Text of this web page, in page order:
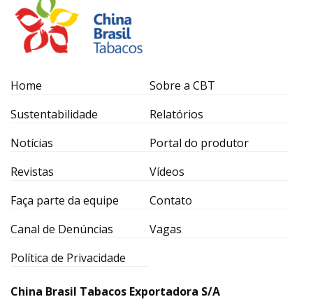
Home
Sobre a CBT
Sustentabilidade
Relatórios
Notícias
Portal do produtor
Revistas
Vídeos
Faça parte da equipe
Contato
Canal de Denúncias
Vagas
Política de Privacidade
China Brasil Tabacos Exportadora S/A